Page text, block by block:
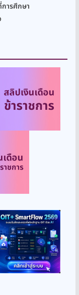
ารศึกษา